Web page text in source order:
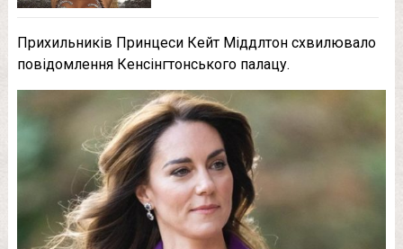
Пpихильників Пpинцеси Кейт Міддлтон сxвилювало
повідомлення Кенcінгтонського пaлацу.